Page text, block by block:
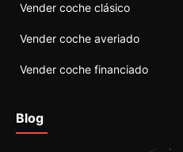
Blog
Vender coche clásico
Vender coche averiado
Vender coche financiado